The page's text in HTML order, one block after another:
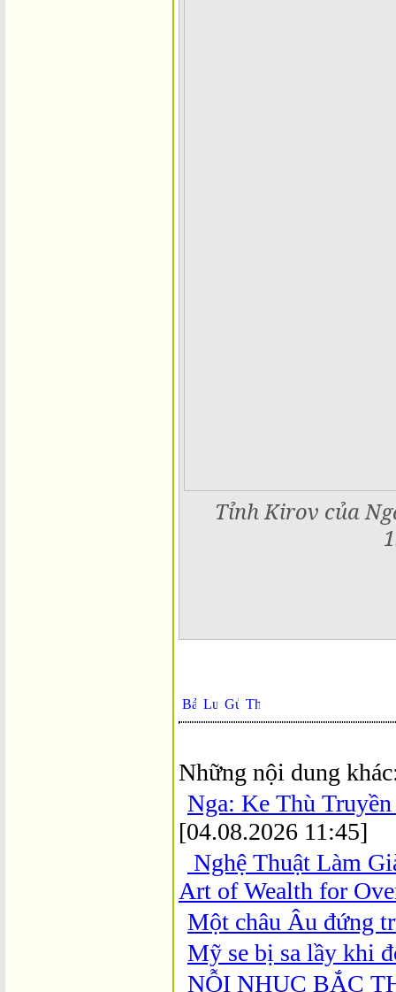
Tỉnh Kirov của
Những nội dung
Nga: Ke Thù
[04.08.2026 11:45]
Nghệ Thuật Làm
Art of Wealth for
Một châu Âu đứng
Mỹ se bị sa lầy khi
NỖI NHỤC BẮC